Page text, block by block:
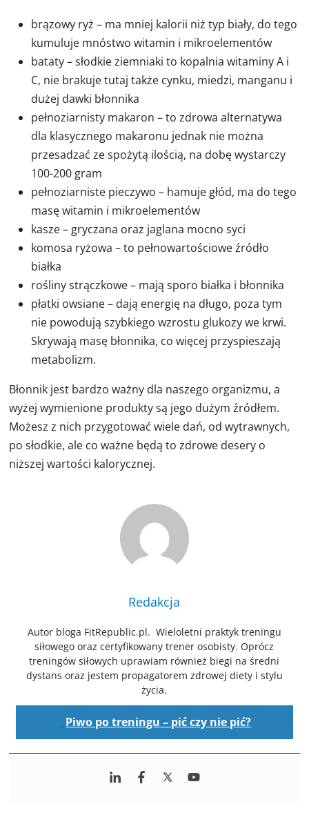
brązowy ryż – ma mniej kalorii niż typ biały, do tego
kumuluje mnóstwo witamin i mikroelementów
bataty – słodkie ziemniaki to kopalnia witaminy A i
C, nie brakuje tutaj także cynku, miedzi, manganu i
dużej dawki błonnika
pełnoziarnisty makaron – to zdrowa alternatywa
dla klasycznego makaronu jednak nie można
przesadzać ze spożytą ilością, na dobę wystarczy
100-200 gram
pełnoziarniste pieczywo – hamuje głód, ma do tego
masę witamin i mikroelementów
kasze – gryczana oraz jaglana mocno syci
komosa ryżowa – to pełnowartościowe źródło
białka
rośliny strączkowe – mają sporo białka i błonnika
płatki owsiane – dają energię na długo, poza tym
nie powodują szybkiego wzrostu glukozy we krwi.
Skrywają masę błonnika, co więcej przyspieszają
metabolizm.
Błonnik jest bardzo ważny dla naszego organizmu, a
wyżej wymienione produkty są jego dużym źródłem.
Możesz z nich przygotować wiele dań, od wytrawnych,
po słodkie, ale co ważne będą to zdrowe desery o
niższej wartości kalorycznej.
Redakcja
Autor bloga FitRepublic.pl. Wieloletni praktyk treningu
siłowego oraz certyfikowany trener osobisty. Oprócz
treningów siłowych uprawiam również biegi na średni
dystans oraz jestem propagatorem zdrowej diety i stylu
życia.
Piwo po treningu – pić czy nie pić?